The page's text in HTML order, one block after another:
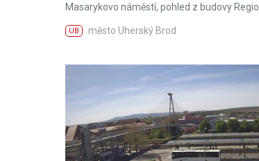
Masarykovo náměstí, pohled z budovy Regio
UB město Uherský Brod